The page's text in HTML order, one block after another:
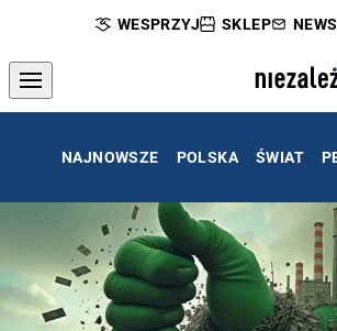
WESPRZYJ SKLEP
NAJNOWSZE POLSKA ŚWIAT